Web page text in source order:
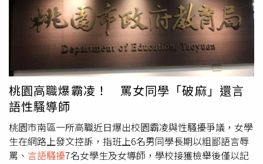
警告，但還是要把那瓶帶著，以防他又對我不利。」如今看
來，這些紙條的內容也與爆料者說法相符合。事後，男同學
家長決定對3名女童及家長求償101萬5050元精神撫慰金與
醫藥費，僅有其中1名女同學經協調後「道歉認錯」得以倖
免。對此台中地院法官認為，男同學長時間與這4名女同學
在同一環境學習，擔心再次遭毒害，也產生焦慮、恐慌不
安、情緒低落等負面情緒，經診斷有憂鬱、焦慮可能，考量
涉案情節及雙方資力，判3名女童及家長賠償6萬1800元，
可上訴。爆料者表示，女學生以黃金葛汁下毒的行為雖不可
取，但女學生是在長期遭受跟蹤性騷，告知師長後又遭到漠
視的狀況下，才會做出錯誤的判斷與舉動。且在事後，其中
從此沉寂，刻正查明蒐集資料中。針對性騷指控，黃教授回
應，空大上課的學生都是社會人士，王姓女同學因為家庭因
素，會帶孩子一起到學校上課，他都能理解，課堂上也很關
心王姓女同學狀況，甚至會詢問是否需要經濟協助。據《鏡
新聞》報導，他強調年紀這麼大了，不需要人介紹，教書教
了20幾年，一定會避免性騷擾或性別其實，否則「一定死
嘛，（遭調查）一整年欸，很痛苦」。◎尊重身體自主權，
請撥打113、110。◎若自身或旁人遭受身體精神虐待、性
騷擾、性侵害，請打110報案再打113找社工。
桃園高職爆霸凌！ 罵女同學「破麻」還言
語性騷導師
桃園市南區一所高職近日爆出校園霸凌與性騷擾爭議，女學
生在網路上發文控訴，指班上6名男同學長期以粗鄙語言辱
罵、 言語騷擾7名女學生及女導師，學校接獲檢舉後僅以記